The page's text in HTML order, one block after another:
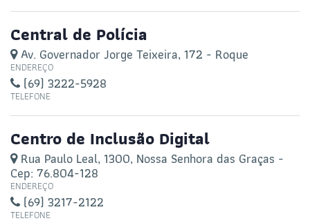
Central de Polícia
Av. Governador Jorge Teixeira, 172 - Roque
ENDEREÇO
(69) 3222-5928
TELEFONE
Centro de Inclusão Digital
Rua Paulo Leal, 1300, Nossa Senhora das Graças -
Cep: 76.804-128
ENDEREÇO
(69) 3217-2122
TELEFONE